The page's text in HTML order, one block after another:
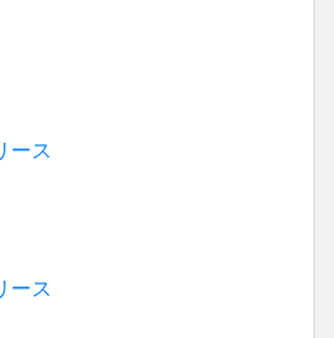
ース
ース